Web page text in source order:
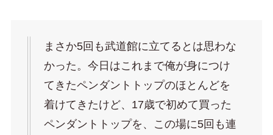
まさか5回も武道館に立てるとは思わな
かった。今日はこれまで俺が身につけ
てきたペンダントトップのほとんどを
着けてきたけど、17歳で初めて買った
ペンダントトップを、この場に5回も連